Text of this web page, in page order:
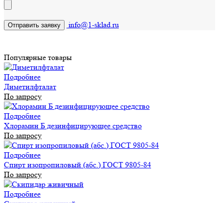
info@1-sklad.ru
Популярные товары
Подробнее
Диметилфталат
По запросу
Подробнее
Хлорамин Б дезинфицирующее средство
По запросу
Подробнее
Спирт изопропиловый (абс.) ГОСТ 9805-84
По запросу
Подробнее